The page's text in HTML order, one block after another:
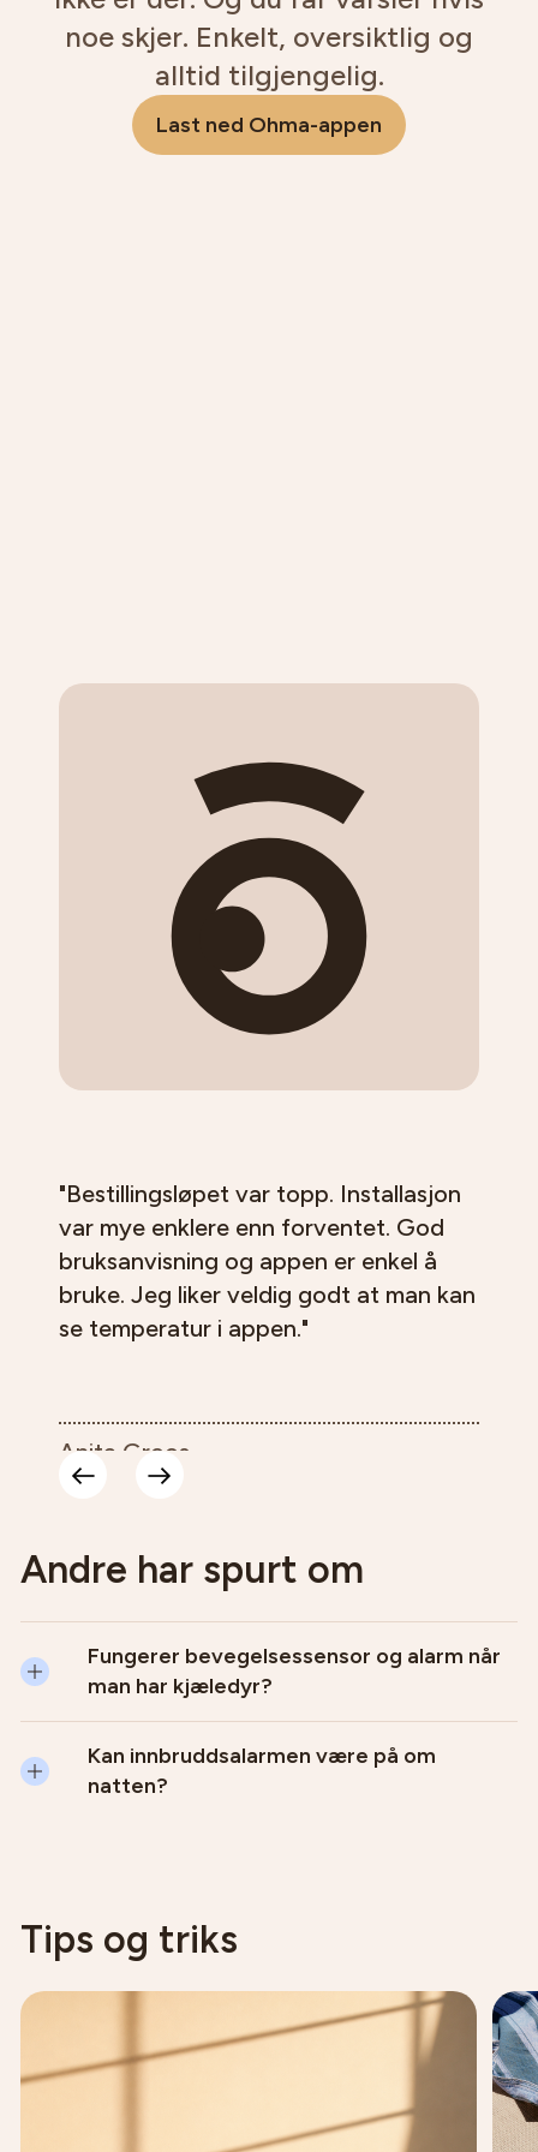
noe skjer. Enkelt, oversiktlig og
alltid tilgjengelig.
Last ned Ohma-appen
"Bestillingsløpet var topp. Installasjon
var mye enklere enn forventet. God
bruksanvisning og appen er enkel å
bruke. Jeg liker veldig godt at man kan
se temperatur i appen."
Anita Groos
Andre har spurt om
Fungerer bevegelsessensor og alarm når
man har kjæledyr?
Kan innbruddsalarmen være på om
natten?
Tips og triks